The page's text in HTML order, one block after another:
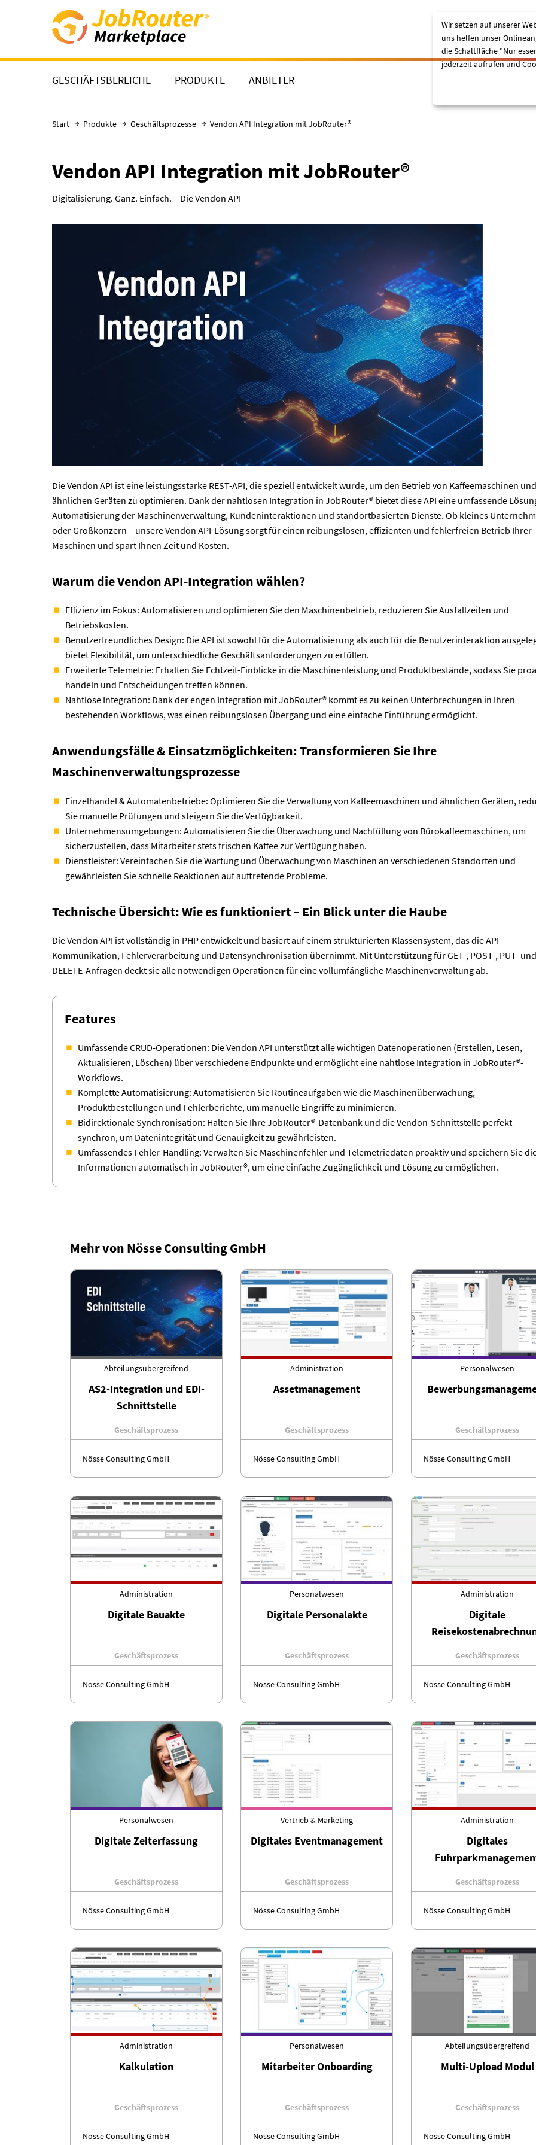
Direkt zum Hauptinhalt
GESCHÄFTSBEREICHE PRODUKTE ANBIETER
Start Produkte Geschäftsprozesse Vendon API Integration mit JobRouter®
Vendon API Integration mit JobRouter®
Digitalisierung. Ganz. Einfach. – Die Vendon API
Die Vendon API ist eine leistungsstarke REST-API, die speziell entwickelt wurde, um den Betrieb von Kaffeemaschinen und
ähnlichen Geräten zu optimieren. Dank der nahtlosen Integration in JobRouter® bietet diese API eine umfassende
Automatisierung der Maschinenverwaltung, Kundeninteraktionen und standortbasierten Dienste. Ob kleines
oder Großkonzern – unsere Vendon API-Lösung sorgt für einen reibungslosen, effizienten und fehlerfreien Betrieb Ihrer
Maschinen und spart Ihnen Zeit und Kosten.
Warum die Vendon API-Integration wählen?
Effizienz im Fokus: Automatisieren und optimieren Sie den Maschinenbetrieb, reduzieren Sie Ausfallzeiten und
Betriebskosten.
Benutzerfreundliches Design: Die API ist sowohl für die Automatisierung als auch für die Benutzerinteraktion
bietet Flexibilität, um unterschiedliche Geschäftsanforderungen zu erfüllen.
Erweiterte Telemetrie: Erhalten Sie Echtzeit-Einblicke in die Maschinenleistung und Produktbestände, sodass Sie
handeln und Entscheidungen treffen können.
Nahtlose Integration: Dank der engen Integration mit JobRouter® kommt es zu keinen Unterbrechungen in Ihren
bestehenden Workflows, was einen reibungslosen Übergang und eine einfache Einführung ermöglicht.
Anwendungsfälle & Einsatzmöglichkeiten: Transformieren Sie Ihre
Maschinenverwaltungsprozesse
Einzelhandel & Automatenbetriebe: Optimieren Sie die Verwaltung von Kaffeemaschinen und ähnlichen Geräten,
Sie manuelle Prüfungen und steigern Sie die Verfügbarkeit.
Unternehmensumgebungen: Automatisieren Sie die Überwachung und Nachfüllung von Bürokaffeemaschinen, um
sicherzustellen, dass Mitarbeiter stets frischen Kaffee zur Verfügung haben.
Dienstleister: Vereinfachen Sie die Wartung und Überwachung von Maschinen an verschiedenen Standorten und
gewährleisten Sie schnelle Reaktionen auf auftretende Probleme.
Technische Übersicht: Wie es funktioniert – Ein Blick unter die Haube
Die Vendon API ist vollständig in PHP entwickelt und basiert auf einem strukturierten Klassensystem, das die API-
Kommunikation, Fehlerverarbeitung und Datensynchronisation übernimmt. Mit Unterstützung für GET-, POST-, PUT- und
DELETE-Anfragen deckt sie alle notwendigen Operationen für eine vollumfängliche Maschinenverwaltung ab.
Features
Umfassende CRUD-Operationen: Die Vendon API unterstützt alle wichtigen Datenoperationen (Erstellen, Lesen,
Aktualisieren, Löschen) über verschiedene Endpunkte und ermöglicht eine nahtlose Integration in JobRouter®-
Workflows.
Komplette Automatisierung: Automatisieren Sie Routineaufgaben wie die Maschinenüberwachung,
Produktbestellungen und Fehlerberichte, um manuelle Eingriffe zu minimieren.
Bidirektionale Synchronisation: Halten Sie Ihre JobRouter®-Datenbank und die Vendon-Schnittstelle perfekt
synchron, um Datenintegrität und Genauigkeit zu gewährleisten.
Umfassendes Fehler-Handling: Verwalten Sie Maschinenfehler und Telemetriedaten proaktiv und speichern Sie
Informationen automatisch in JobRouter®, um eine einfache Zugänglichkeit und Lösung zu ermöglichen.
Mehr von Nösse Consulting GmbH
Abteilungsübergreifend
AS2-Integration und EDI-
Schnittstelle
Geschäftsprozess
Nösse Consulting GmbH
Administration
Assetmanagement
Geschäftsprozess
Nösse Consulting GmbH
Personalwesen
Geschäftsprozess
Nösse Consulting GmbH
Administration
Digitale Bauakte
Geschäftsprozess
Nösse Consulting GmbH
Personalwesen
Digitale Personalakte
Geschäftsprozess
Nösse Consulting GmbH
Administration
Digitale
Geschäftsprozess
Nösse Consulting GmbH
Personalwesen
Digitale Zeiterfassung
Geschäftsprozess
Nösse Consulting GmbH
Vertrieb & Marketing
Digitales Eventmanagement
Geschäftsprozess
Nösse Consulting GmbH
Administration
Digitales
Geschäftsprozess
Nösse Consulting GmbH
Administration
Kalkulation
Geschäftsprozess
Nösse Consulting GmbH
Personalwesen
Mitarbeiter Onboarding
Geschäftsprozess
Nösse Consulting GmbH
Abteilungsübergreifend
Multi-Upload Modul
Geschäftsprozess
Nösse Consulting GmbH
Wir setzen auf unserer
uns helfen unser
die Schaltfläche "Nur
jederzeit aufrufen und